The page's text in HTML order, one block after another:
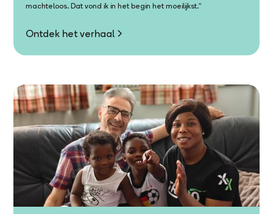
machteloos. Dat vond ik in het begin het moeilijkst."
Ontdek het verhaal